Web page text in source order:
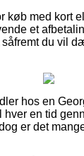
køb med kort
et
du vil
hos en
hver en tid
er det